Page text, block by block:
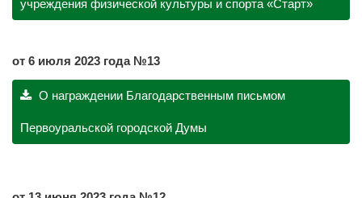
учреждения физической культуры и спорта «Старт»
от 6 июля 2023 года №13
О награждении Благодарственным письмом
Первоуральской городской Думы